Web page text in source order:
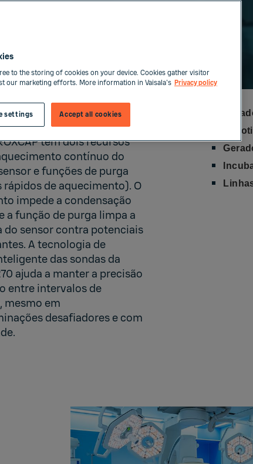
a precisão em diversos
de biodescontaminação, o
tem dois recursos
contínuo do
e funções de purga
de aquecimento). O
impede a condensação
a função de purga limpa a
do sensor contra potenciais
A tecnologia de
dassondas da
ajuda a manter a precisão
entre intervalos de
mesmo em
desafiadores e com
to the storing of cookies on your device. Cookies gather visitor
our marketing efforts. More information in Vaisala's Privacy policy
Accept all cookies
settings